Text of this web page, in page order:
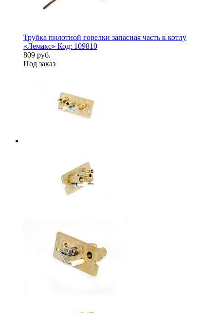
Трубка пилотной горелки запасная часть к котлу
«Лемакс» Код: 109810
809 руб.
Под заказ